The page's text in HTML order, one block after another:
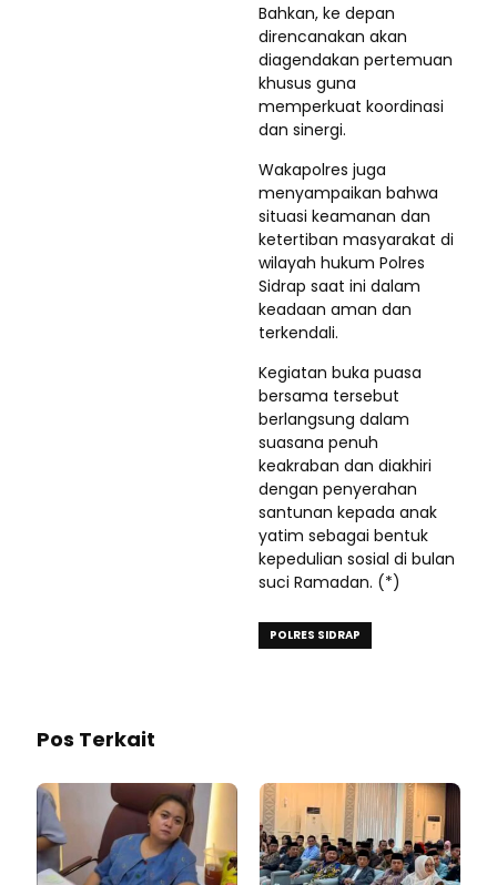
Bahkan, ke depan
direncanakan akan
diagendakan pertemuan
khusus guna
memperkuat koordinasi
dan sinergi.
Wakapolres juga
menyampaikan bahwa
situasi keamanan dan
ketertiban masyarakat di
wilayah hukum Polres
Sidrap saat ini dalam
keadaan aman dan
terkendali.
Kegiatan buka puasa
bersama tersebut
berlangsung dalam
suasana penuh
keakraban dan diakhiri
dengan penyerahan
santunan kepada anak
yatim sebagai bentuk
kepedulian sosial di bulan
suci Ramadan. (*)
POLRES SIDRAP
Pos Terkait